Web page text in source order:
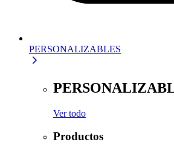
PERSONALIZABLES
Ver todo
Productos